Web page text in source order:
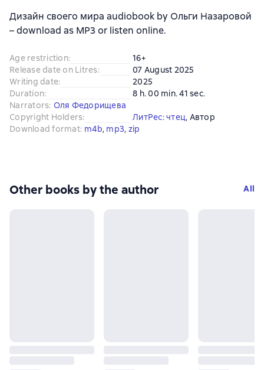
Дизайн своего мира audiobook by Ольги Назаровой
– download as MP3 or listen online.
Age restriction:
16+
Release date on Litres:
07 August 2025
Writing date:
2025
Duration:
8 h. 00 min. 41 sec.
Narrators: Оля Федорищева
Copyright Holders: ЛитРес: чтец, Автор
Download format: m4b, mp3, zip
Other books by the author All